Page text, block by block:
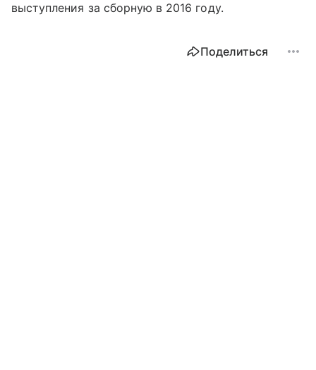
выступления за сборную в 2016 году.
Поделиться